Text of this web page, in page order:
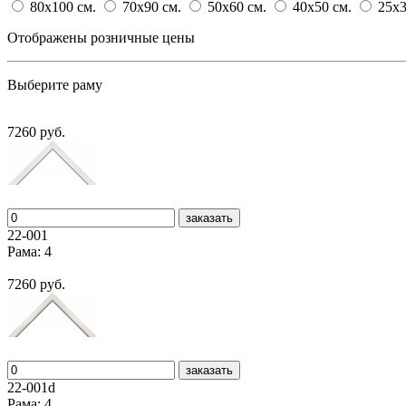
80x100 cм. 70x90 cм. 50x60 cм. 40x50 cм.
Отображены розничные цены
Выберите раму
7260 руб.
заказать
22-001
Рама: 4
7260 руб.
заказать
22-001d